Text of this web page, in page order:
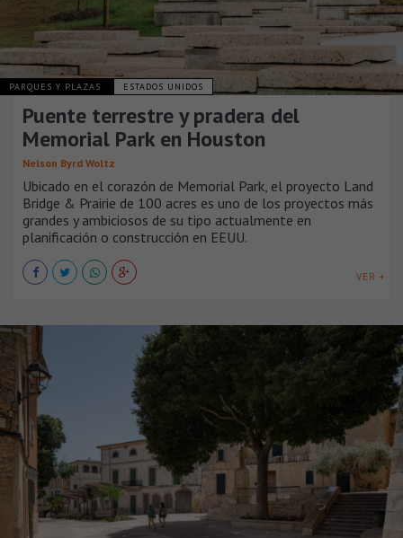
PARQUES Y PLAZAS ESTADOS UNIDOS
Puente terrestre y pradera del
Memorial Park en Houston
Nelson Byrd Woltz
Ubicado en el corazón de Memorial Park, el proyecto Land
Bridge & Prairie de 100 acres es uno de los proyectos más
grandes y ambiciosos de su tipo actualmente en
planificación o construcción en EEUU.
VER +